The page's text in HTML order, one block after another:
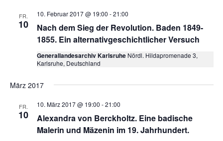
FR.
10
Nach dem Sieg der Revolution. Baden 1849-
1855. Ein alternativgeschichtlicher Versuch
10. Februar 2017 @ 19:00 -21:00
Generallandesarchiv Karlsruhe Nördl. Hildapromenade 3,
Karlsruhe, Deutschland
März 2017
FR.
10
Alexandra von Berckholtz. Eine badische
Malerin und Mäzenin im 19. Jahrhundert.
10. März 2017 @ 19:00 -21:00